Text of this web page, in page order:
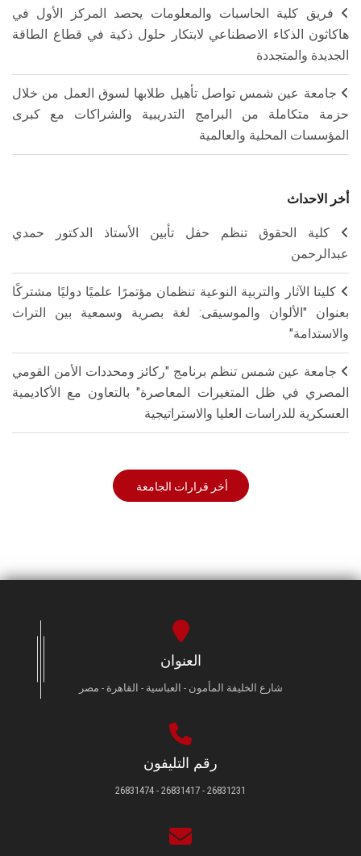
فريق كلية الحاسبات والمعلومات يحصد المركز الأول في
هاكاثون الذكاء الاصطناعي لابتكار حلول ذكية في قطاع الطاقة
الجديدة والمتجددة
جامعة عين شمس تواصل تأهيل طلابها لسوق العمل من خلال
حزمة متكاملة من البرامج التدريبية والشراكات مع كبرى
المؤسسات المحلية والعالمية
أخر الاحداث
كلية الحقوق تنظم حفل تأبين الأستاذ الدكتور حمدي
عبدالرحمن
كليتا الآثار والتربية النوعية تنظمان مؤتمرًا علميًا دوليًا مشتركًا
بعنوان "الألوان والموسيقى: لغة بصرية وسمعية بين التراث
والاستدامة"
جامعة عين شمس تنظم برنامج "ركائز ومحددات الأمن القومي
المصري في ظل المتغيرات المعاصرة" بالتعاون مع الأكاديمية
العسكرية للدراسات العليا والاستراتيجية
أخر قرارات الجامعة
العنوان
شارع الخليفة المأمون - العباسية - القاهرة - مصر
رقم التليفون
26831231 - 26831417 - 26831474